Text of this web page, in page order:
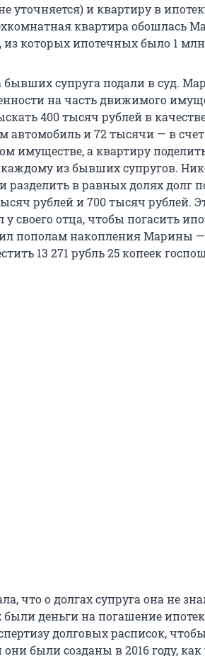
уточняется) и квартиру в
квартира обошлась
из которых ипотечных было 1
бывших супруга подали в суд.
на часть движимого
400 тысяч рублей в
автомобиль и 72 тысячи — в
имуществе, а квартиру
каждому из бывших супругов.
разделить в равных долях долг
рублей и 700 тысяч рублей.
своего отца, чтобы погасить
пополам накопления Марины —
13 271 рубль 25 копеек
что о долгах супруга она не
были деньги на погашение
долговых расписок,
они были созданы в 2016 году,